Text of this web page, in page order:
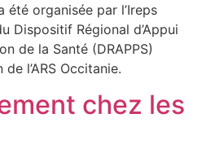
organisée par l’Ireps
Dispositif Régional d’Appui
de la Santé (DRAPPS)
l’ARS Occitanie.
chez les